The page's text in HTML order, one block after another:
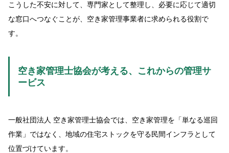
こうした不安に対して、専門家として整理し、必要に応じて適切
な窓口へつなぐことが、空き家管理事業者に求められる役割で
す。
空き家管理士協会が考える、これからの管理サ
ービス
一般社団法人 空き家管理士協会では、空き家管理を「単なる巡回
作業」ではなく、地域の住宅ストックを守る民間インフラとして
位置づけています。